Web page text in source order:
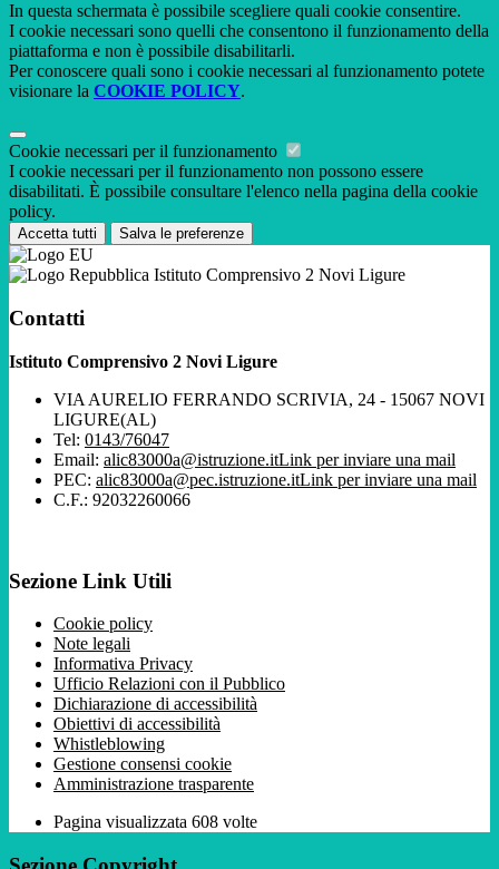
In questa schermata è possibile scegliere quali cookie consentire.
I cookie necessari sono quelli che consentono il funzionamento della
piattaforma e non è possibile disabilitarli.
Per conoscere quali sono i cookie necessari al funzionamento potete
visionare la COOKIE POLICY.
Cookie necessari per il funzionamento
I cookie necessari per il funzionamento non possono essere
disabilitati. È possibile consultare l'elenco nella pagina della cookie
policy.
Accetta tutti Salva le preferenze
Istituto Comprensivo 2 Novi Ligure
Contatti
Istituto Comprensivo 2 Novi Ligure
VIA AURELIO FERRANDO SCRIVIA, 24 - 15067 NOVI
LIGURE(AL)
Tel: 0143/76047
Email: alic83000a@istruzione.itLink per inviare una mail
PEC: alic83000a@pec.istruzione.itLink per inviare una mail
C.F.: 92032260066
Sezione Link Utili
Cookie policy
Note legali
Informativa Privacy
Ufficio Relazioni con il Pubblico
Dichiarazione di accessibilità
Obiettivi di accessibilità
Whistleblowing
Gestione consensi cookie
Amministrazione trasparente
Pagina visualizzata 608 volte